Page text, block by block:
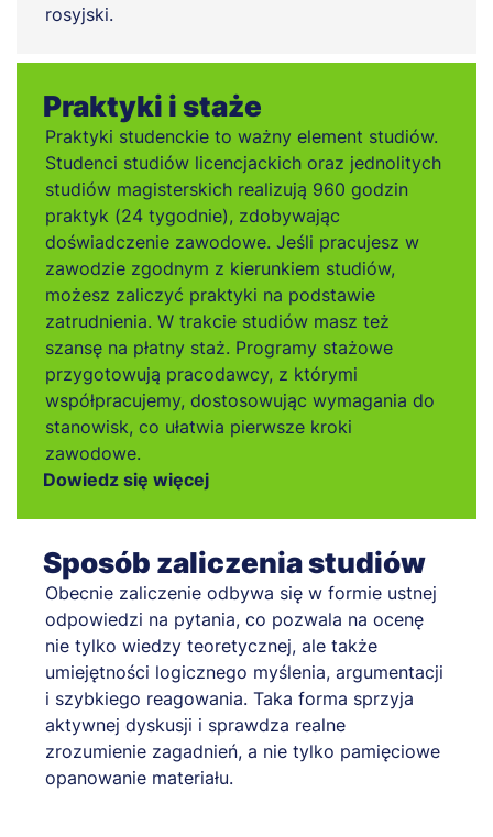
rosyjski.
Praktyki i staże
Praktyki studenckie to ważny element studiów.
Studenci studiów licencjackich oraz jednolitych
studiów magisterskich realizują 960 godzin
praktyk (24 tygodnie), zdobywając
doświadczenie zawodowe. Jeśli pracujesz w
zawodzie zgodnym z kierunkiem studiów,
możesz zaliczyć praktyki na podstawie
zatrudnienia. W trakcie studiów masz też
szansę na płatny staż. Programy stażowe
przygotowują pracodawcy, z którymi
współpracujemy, dostosowując wymagania do
stanowisk, co ułatwia pierwsze kroki
zawodowe.
Dowiedz się więcej
Sposób zaliczenia studiów
Obecnie zaliczenie odbywa się w formie ustnej
odpowiedzi na pytania, co pozwala na ocenę
nie tylko wiedzy teoretycznej, ale także
umiejętności logicznego myślenia, argumentacji
i szybkiego reagowania. Taka forma sprzyja
aktywnej dyskusji i sprawdza realne
zrozumienie zagadnień, a nie tylko pamięciowe
opanowanie materiału.